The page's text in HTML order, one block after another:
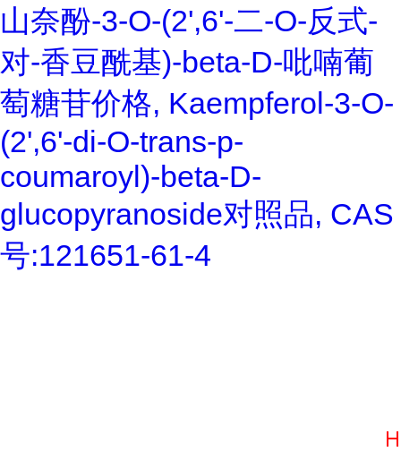
山奈酚-3-O-(2',6'-二-O-反式-
对-香豆酰基)-beta-D-吡喃葡
萄糖苷价格, Kaempferol-3-O-
(2',6'-di-O-trans-p-
coumaroyl)-beta-D-
glucopyranoside对照品, CAS
号:121651-61-4